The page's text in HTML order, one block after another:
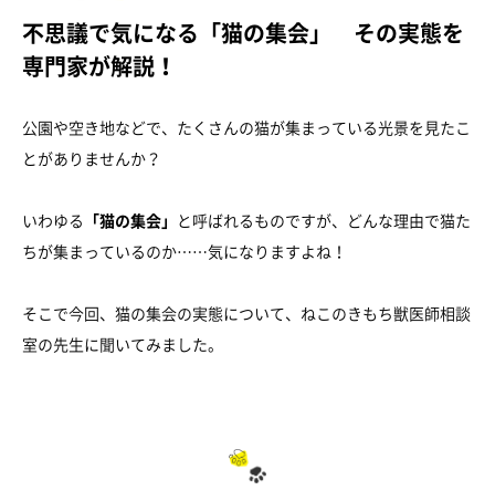
不思議で気になる「猫の集会」 その実態を
専門家が解説！
公園や空き地などで、たくさんの猫が集まっている光景を見たこ
とがありませんか？
いわゆる 「猫の集会」 と呼ばれるものですが、どんな理由で猫た
ちが集まっているのか……気になりますよね！
そこで今回、猫の集会の実態について、ねこのきもち獣医師相談
室の先生に聞いてみました。